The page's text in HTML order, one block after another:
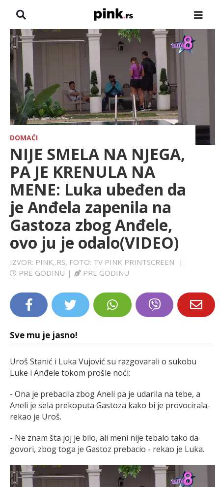
NASLOVNA
VESTI
ZADRUGA
SHOWBIZ
HRONIKA
FARMERI
TV
SPORT
LIFESTYLE
DOMAĆI
NIJE SMELA NA NJEGA,
PA JE KRENULA NA
MENE: Luka ubeđen da
je Anđela zapenila na
Gastoza zbog Anđele,
ovo ju je odalo(VIDEO)
IZVOR: PINK,.RS, FOTO: TV PINK PRINTSCREEN
|
PRE GODINU | PRE GODINU
Sve mu je jasno!
Uroš Stanić i Luka Vujović su razgovarali o sukobu
Luke i Anđele tokom prošle noći:
- Ona je prebacila zbog Aneli pa je udarila na tebe, a
Aneli je sela prekoputa Gastoza kako bi je provocirala-
rekao je Uroš.
- Ne znam šta joj je bilo, ali meni nije tebalo tako da
govori, zbog toga je Gastoz prebacio - rekao je Luka.